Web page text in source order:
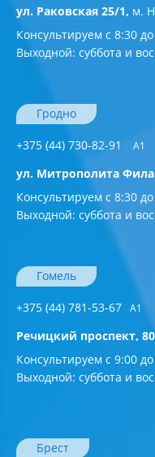
ул. Раковская 25/1, м.
Консультируем с 8:30
Выходной: суббота и
Гродно
+375 (44) 730-82-91 A1
ул. Митрополита
Консультируем с 8:30
Выходной: суббота и
Гомель
+375 (44) 781-53-67 A1
Речицкий проспект, 80
Консультируем с 9:00
Выходной: суббота и
Брест